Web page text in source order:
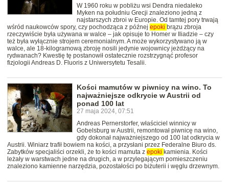
W 1960 roku w pobliżu wsi Dendra niedaleko
Myken na południu Grecji znaleziono jedną z
najstarszych zbroi w Europie. Od tamtej pory trwają
wśród naukowców spory, czy pochodząca z późnej epoki brązu zbroja
rzeczywiście była używana w walce – jak opisuje to Homer w Iliadzie – czy
też była wyłącznie strojem ceremonialnym. A może wykorzystywano ją w
walce, ale 18-kilogramową zbroję nosili jedynie wojownicy jeżdżący na
rydwanach? Kwestię tę postanowił ostatecznie rozstrzygnąć profesor
fizjologii Andreas D. Fluoris z Uniwersytetu Tesalii.
Kości mamutów w piwnicy na wino. To
najważniejsze odkrycie w Austrii od
ponad 100 lat
27 maja 2024, 07:51
Andreas Pernerstorfer, właściciel winnicy w
Gobelsburg w Austrii, remontował piwnicę na wino,
gdy dokonał najważniejszego od 100 lat odkrycia w
Austrii. Winiarz trafił bowiem na kości, a przysłani przez Federalne Biuro ds.
Zabytków specjaliści orzekli, że to kości mamuta z epoki kamienia. Kości
leżały w warstwach jedne na drugich, a w przylegającym pomieszczeniu
znaleziono kamienne narzędzia, pozostałości po biżuterii i węglu drzewnym.